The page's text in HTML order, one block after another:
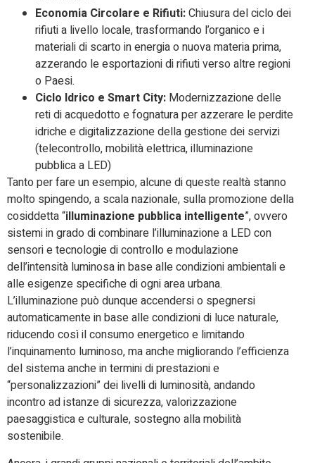
Economia Circolare e Rifiuti:Chiusura del ciclo dei
rifiuti a livello locale, trasformando l’organico e i
materiali di scarto in energia o nuova materia prima,
azzerando le esportazioni di rifiuti verso altre regioni
o Paesi.
Ciclo Idrico e Smart City: Modernizzazione delle
reti di acquedotto e fognatura per azzerare le perdite
idriche e digitalizzazione della gestione dei servizi
(telecontrollo, mobilità elettrica, illuminazione
pubblica a LED)
Tanto per fare un esempio, alcune di queste realtà stanno
molto spingendo, a scala nazionale, sulla promozione della
cosiddetta “illuminazione pubblica intelligente”, ovvero
sistemi in grado di combinare l’illuminazione a LED con
sensori e tecnologie di controllo e modulazione
dell’intensità luminosa in base alle condizioni ambientali e
alle esigenze specifiche di ogni area urbana.
L’illuminazione può dunque accendersi o spegnersi
automaticamente in base alle condizioni di luce naturale,
riducendo così il consumo energetico e limitando
l’inquinamento luminoso, ma anche migliorando l’efficienza
del sistema anche in termini di prestazioni e
“personalizzazioni” dei livelli di luminosità, andando
incontro ad istanze di sicurezza, valorizzazione
paesaggistica e culturale, sostegno alla mobilità
sostenibile.